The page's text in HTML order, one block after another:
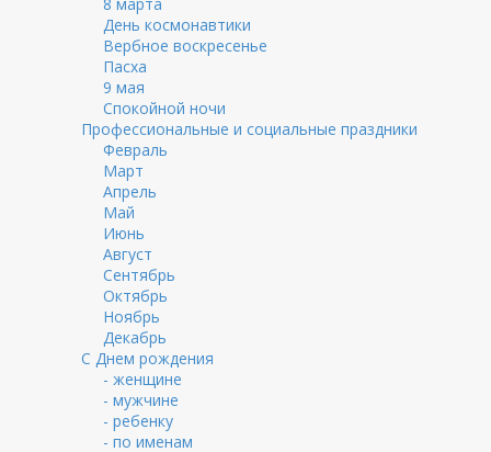
День космонавтики
Вербное воскресенье
Пасха
9 мая
Спокойной ночи
Профессиональные и социальные праздники
Февраль
Март
Апрель
Май
Июнь
Август
Сентябрь
Октябрь
Ноябрь
Декабрь
С Днем рождения
- женщине
- мужчине
- ребенку
- по именам